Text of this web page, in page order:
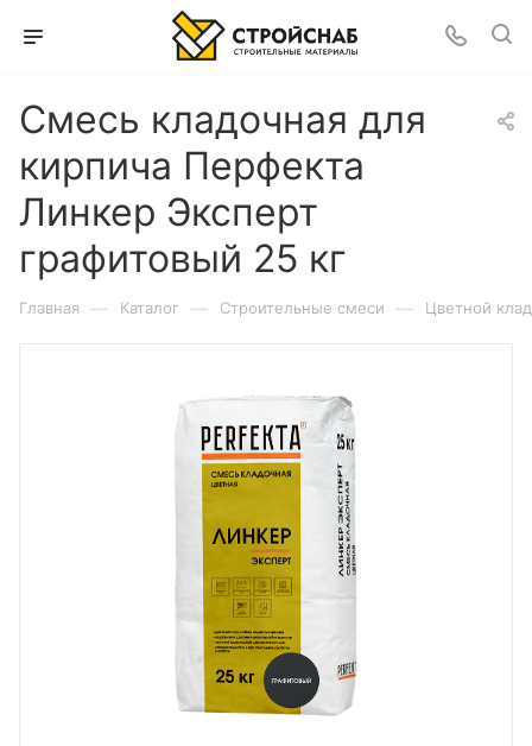
Смесь кладочная для
кирпича Перфекта
Линкер Эксперт
графитовый 25 кг
Главная — Каталог — Строительные смеси — Цветной